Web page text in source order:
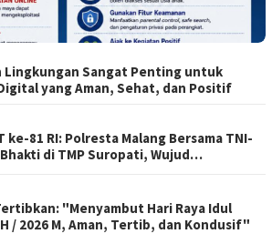
Lingkungan Sangat Penting untuk
yang Aman, Sehat, dan Positif
ke-81 RI: Polresta Malang Bersama TNI-
Bhakti di TMP Suropati, Wujud
"Menyambut Hari Raya Idul
/ 2026 M, Aman, Tertib, dan Kondusif"